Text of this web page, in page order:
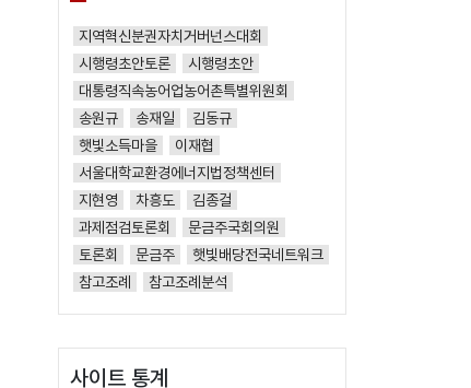
지역혁신분권자치거버넌스대회
시행령초안토론
시행령초안
대통령직속농어업농어촌특별위원회
송원규
송재일
김동규
햇빛소득마을
이재협
서울대학교환경에너지법정책센터
지현영
차흥도
김종걸
과제점검토론회
문금주국회의원
토론회
문금주
햇빛배당전국네트워크
참고조례
참고조례분석
사이트 통계